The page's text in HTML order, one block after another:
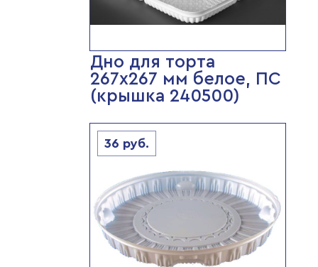
Дно для торта
267х267 мм белое, ПС
(крышка 240500)
36 руб.